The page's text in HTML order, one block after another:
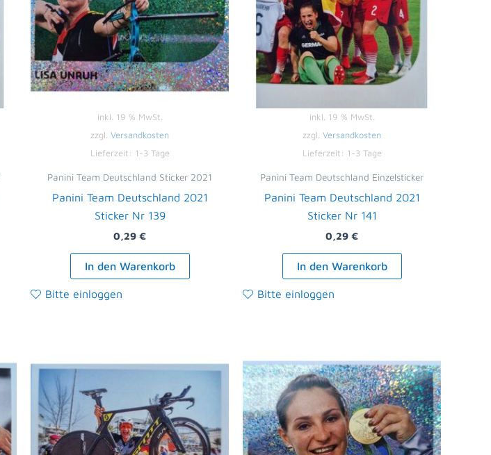
inkl. 19 % MwSt.
zzgl. Versandkosten
Lieferzeit: 1-3 Tage
Panini Team Deutschland Sticker 2021
Panini Team Deutschland 2021
Sticker Nr 139
0,29 €
In den Warenkorb
Bitte einloggen
inkl. 19 % MwSt.
zzgl. Versandkosten
Lieferzeit: 1-3 Tage
Panini Team Deutschland Einzelsticker
Panini Team Deutschland 2021
Sticker Nr 141
0,29 €
In den Warenkorb
Bitte einloggen